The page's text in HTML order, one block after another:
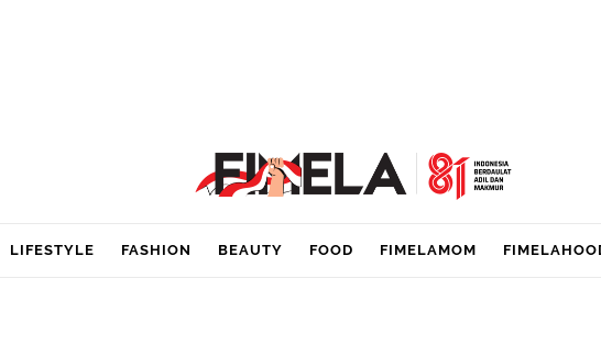
LIFESTYLE FASHION BEAUTY FOOD FIMELAMOM